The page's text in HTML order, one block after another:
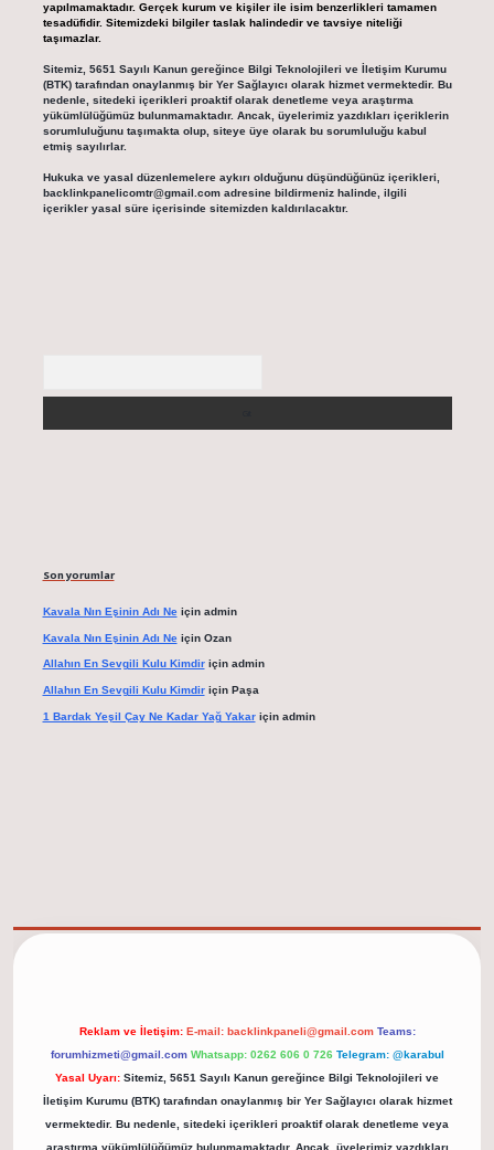
yapılmamaktadır. Gerçek kurum ve kişiler ile isim benzerlikleri tamamen
tesadüfidir. Sitemizdeki bilgiler taslak halindedir ve tavsiye niteliği
taşımazlar.
Sitemiz, 5651 Sayılı Kanun gereğince Bilgi Teknolojileri ve İletişim Kurumu
(BTK) tarafından onaylanmış bir Yer Sağlayıcı olarak hizmet vermektedir. Bu
nedenle, sitedeki içerikleri proaktif olarak denetleme veya araştırma
yükümlülüğümüz bulunmamaktadır. Ancak, üyelerimiz yazdıkları içeriklerin
sorumluluğunu taşımakta olup, siteye üye olarak bu sorumluluğu kabul
etmiş sayılırlar.
Hukuka ve yasal düzenlemelere aykırı olduğunu düşündüğünüz içerikleri,
backlinkpanelicomtr@gmail.comadresine bildirmeniz halinde, ilgili
içerikler yasal süre içerisinde sitemizden kaldırılacaktır.
Son yorumlar
Kavala Nın Eşinin Adı Neiçin admin
Kavala Nın Eşinin Adı Neiçin Ozan
Allahın En Sevgili Kulu Kimdiriçin admin
Allahın En Sevgili Kulu Kimdiriçin Paşa
1 Bardak Yeşil Çay Ne Kadar Yağ Yakariçin admin
Reklam ve İletişim: E-mail: backlinkpaneli@gmail.com Teams:
forumhizmeti@gmail.com Whatsapp: 0262 606 0 726 Telegram: @karabul
Yasal Uyarı: Sitemiz, 5651 Sayılı Kanun gereğince Bilgi Teknolojileri ve
İletişim Kurumu (BTK) tarafından onaylanmış bir Yer Sağlayıcı olarak hizmet
vermektedir. Bu nedenle, sitedeki içerikleri proaktif olarak denetleme veya
araştırma yükümlülüğümüz bulunmamaktadır. Ancak, üyelerimiz yazdıkları